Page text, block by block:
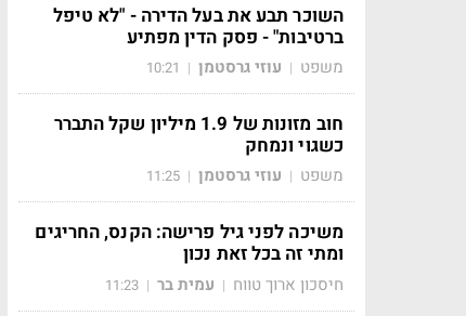
השוכר תבע את בעל הדירה - "לא טיפל
ברטיבות" - פסק הדין מפתיע
משפט | עוזי גרסטמן |
10:21
חוב מזונות של 1.9 מיליון שקל התברר
כשגוי ונמחק
משפט | עוזי גרסטמן |
11:25
משיכה לפני גיל פרישה: הקנס, החריגים
ומתי זה בכל זאת נכון
חיסכון ארוך טווח | עמית בר |
11:23